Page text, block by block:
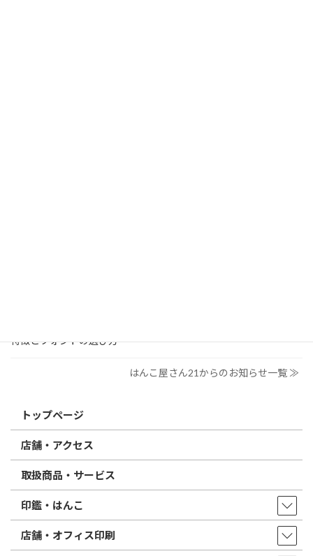
特徴とフォントの選び方
はんこ屋さん21からのお知らせ一覧 ≫
トップページ
店舗・アクセス
取扱商品・サービス
印鑑・はんこ
店舗・オフィス印刷